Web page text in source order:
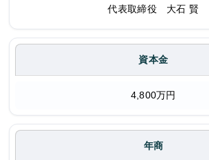
代表取締役 大石 賢
資本金
4,800万円
年商